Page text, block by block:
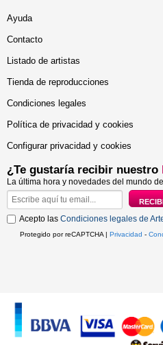
Ayuda
Contacto
Listado de artistas
Tienda de reproducciones
Condiciones legales
Política de privacidad y cookies
Configurar privacidad y cookies
¿Te gustaría recibir nuestro
La última hora y novedades del mundo
Acepto las Condiciones legales de
Protegido por reCAPTCHA | Privacidad -